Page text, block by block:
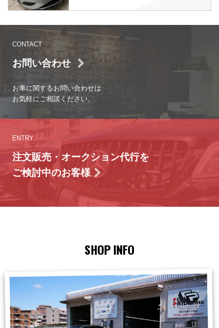
CONTACT
お問い合わせ
お車に関するお問い合わせは
お気軽にご相談ください。
ENTRY
注文販売・オークション代行を
ご検討中のお客様
SHOP INFO